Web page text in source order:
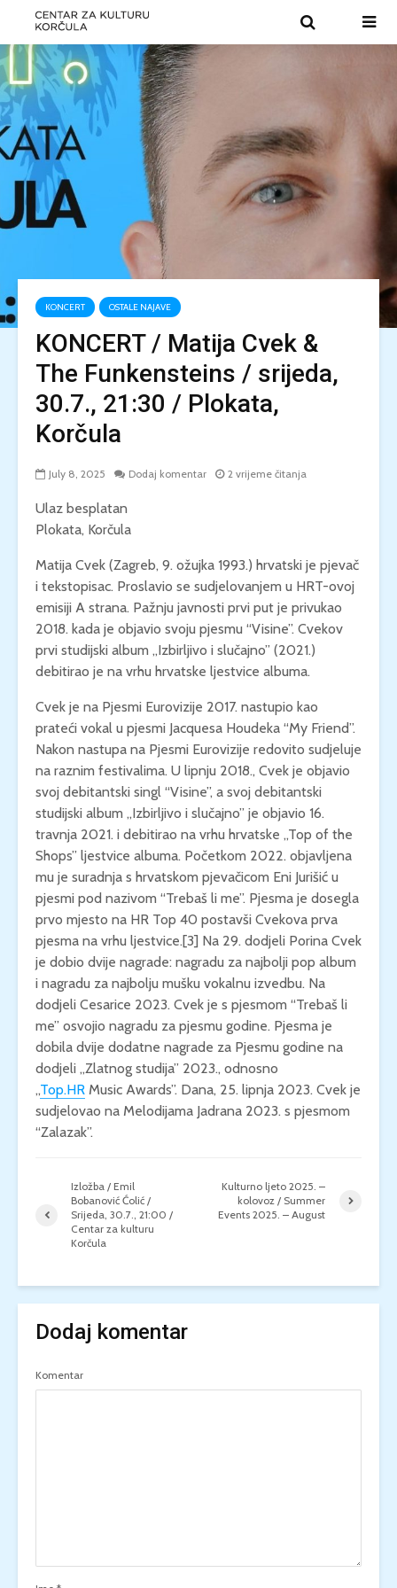
KONCERT OSTALE NAJAVE
KONCERT / Matija Cvek &
The Funkensteins / srijeda,
30.7., 21:30 / Plokata,
Korčula
July 8, 2025 Dodaj komentar 2 vrijeme čitanja
Ulaz besplatan
Plokata, Korčula
Matija Cvek (Zagreb, 9. ožujka 1993.) hrvatski je pjevač
i tekstopisac. Proslavio se sudjelovanjem u HRT-ovoj
emisiji A strana. Pažnju javnosti prvi put je privukao
2018. kada je objavio svoju pjesmu “Visine”. Cvekov
prvi studijski album „Izbirljivo i slučajno” (2021.)
debitirao je na vrhu hrvatske ljestvice albuma.
Cvek je na Pjesmi Eurovizije 2017. nastupio kao
prateći vokal u pjesmi Jacquesa Houdeka “My Friend”.
Nakon nastupa na Pjesmi Eurovizije redovito sudjeluje
na raznim festivalima. U lipnju 2018., Cvek je objavio
svoj debitantski singl “Visine”, a svoj debitantski
studijski album „Izbirljivo i slučajno” je objavio 16.
travnja 2021. i debitirao na vrhu hrvatske „Top of the
Shops” ljestvice albuma. Početkom 2022. objavljena
mu je suradnja s hrvatskom pjevačicom Eni Jurišić u
pjesmi pod nazivom “Trebaš li me”. Pjesma je dosegla
prvo mjesto na HR Top 40 postavši Cvekova prva
pjesma na vrhu ljestvice.[3] Na 29. dodjeli Porina Cvek
je dobio dvije nagrade: nagradu za najbolji pop album
i nagradu za najbolju mušku vokalnu izvedbu. Na
dodjeli Cesarice 2023. Cvek je s pjesmom “Trebaš li
me” osvojio nagradu za pjesmu godine. Pjesma je
dobila dvije dodatne nagrade za Pjesmu godine na
dodjeli „Zlatnog studija” 2023., odnosno
„Top.HR Music Awards”. Dana, 25. lipnja 2023. Cvek je
sudjelovao na Melodijama Jadrana 2023. s pjesmom
“Zalazak”.
Izložba / Emil
Bobanović Ćolić /
Srijeda, 30.7., 21:00 /
Centar za kulturu
Korčula
Kulturno ljeto 2025. –
kolovoz / Summer
Events 2025. – August
Dodaj komentar
Komentar